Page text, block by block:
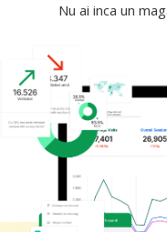
Nu ai inca un